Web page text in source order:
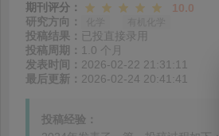
期刊评分：
10.0
研究方向：
投稿结果： 已投直接录用
投稿周期： 1.0 个月
发表时间： 2026-02-22 21:31:11
最后更新： 2026-02-24 20:41:41
投稿经验：